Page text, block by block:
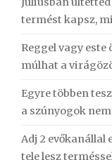
termést kapsz,
Reggel vagy
múlhat a
Egyre többen
a szúnyogok
Adj 2 evőkanállal
tele lesz